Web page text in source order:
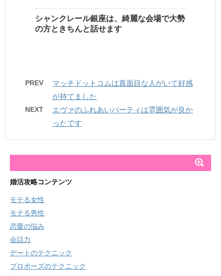
シャンクレール銀座は、綺麗な会場で大勢
の方ときちんと話せます
PREV
マッチドットコムは真面目な人がいて好感
が持てました
NEXT
エヴァのふれあいパーティは雰囲気が良か
ったです
婚活攻略コンテンツ
モテる女性
モテる男性
恋愛の悩み
会話力
デートのテクニック
プロポーズのテクニック